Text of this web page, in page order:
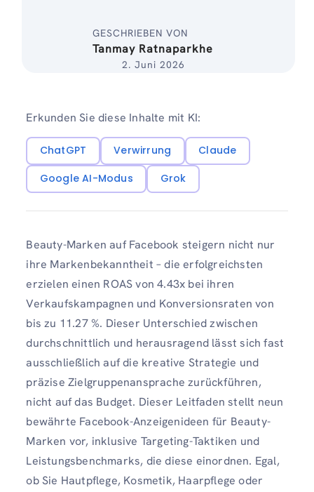
GESCHRIEBEN VON
Tanmay Ratnaparkhe
2. Juni 2026
Erkunden Sie diese Inhalte mit KI:
ChatGPT Verwirrung
Claude
Google AI-Modus
Grok
Beauty-Marken auf Facebook steigern nicht nur
ihre Markenbekanntheit – die erfolgreichsten
erzielen einen ROAS von 4.43x bei ihren
Verkaufskampagnen und Konversionsraten von
bis zu 11.27 %. Dieser Unterschied zwischen
durchschnittlich und herausragend lässt sich fast
ausschließlich auf die kreative Strategie und
präzise Zielgruppenansprache zurückführen,
nicht auf das Budget. Dieser Leitfaden stellt neun
bewährte Facebook-Anzeigenideen für Beauty-
Marken vor, inklusive Targeting-Taktiken und
Leistungsbenchmarks, die diese einordnen. Egal,
ob Sie Hautpflege, Kosmetik, Haarpflege oder